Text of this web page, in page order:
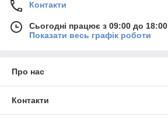
Контакти
Сьогодні працює з 09:00 до 18:00
Показати весь графік роботи
Про нас
Контакти